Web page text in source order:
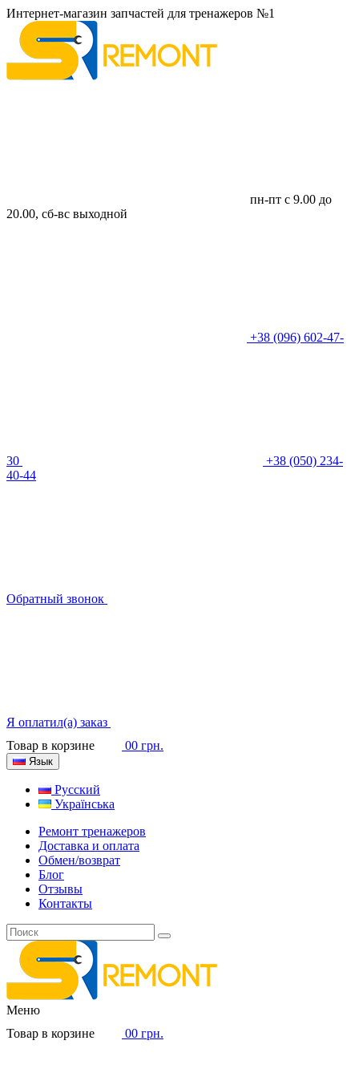
Интернет-магазин запчастей для тренажеров №1
пн-пт с 9.00 до
20.00, сб-вс выходной
+38 (096) 602-47-
30
+38 (050) 234-
40-44
Обратный звонок
Я оплатил(а) заказ
Товар в корзине
00 грн.
Язык
Русский
Українська
Ремонт тренажеров
Доставка и оплата
Обмен/возврат
Блог
Отзывы
Контакты
Меню
Товар в корзине
00 грн.